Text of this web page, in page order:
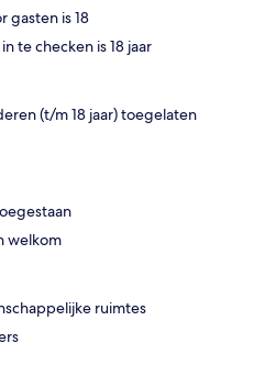
gasten is 18
te checken is 18 jaar
(t/m 18 jaar) toegelaten
welkom
ruimtes